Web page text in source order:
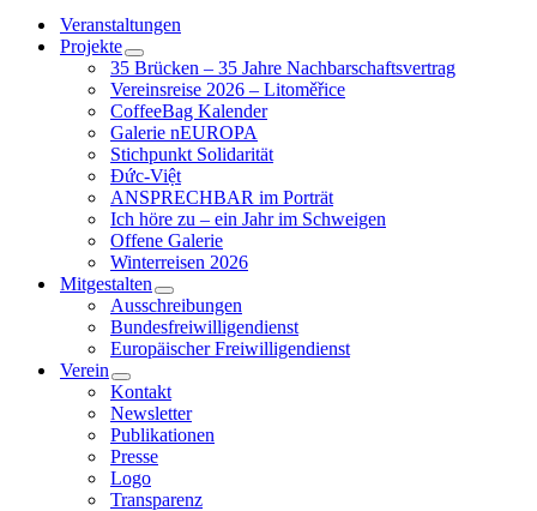
Veranstaltungen
Projekte
35 Brücken – 35 Jahre Nachbarschaftsvertrag
Vereinsreise 2026 – Litoměřice
CoffeeBag Kalender
Galerie nEUROPA
Stichpunkt Solidarität
Đức-Việt
ANSPRECHBAR im Porträt
Ich höre zu – ein Jahr im Schweigen
Offene Galerie
Winterreisen 2026
Mitgestalten
Ausschreibungen
Bundesfreiwilligendienst
Europäischer Freiwilligendienst
Verein
Kontakt
Newsletter
Publikationen
Presse
Logo
Transparenz